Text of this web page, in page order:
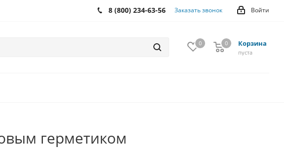
Войти
8 (800) 234-63-56 Заказать звонок
0 Корзина
0
пуста
0
герметиком